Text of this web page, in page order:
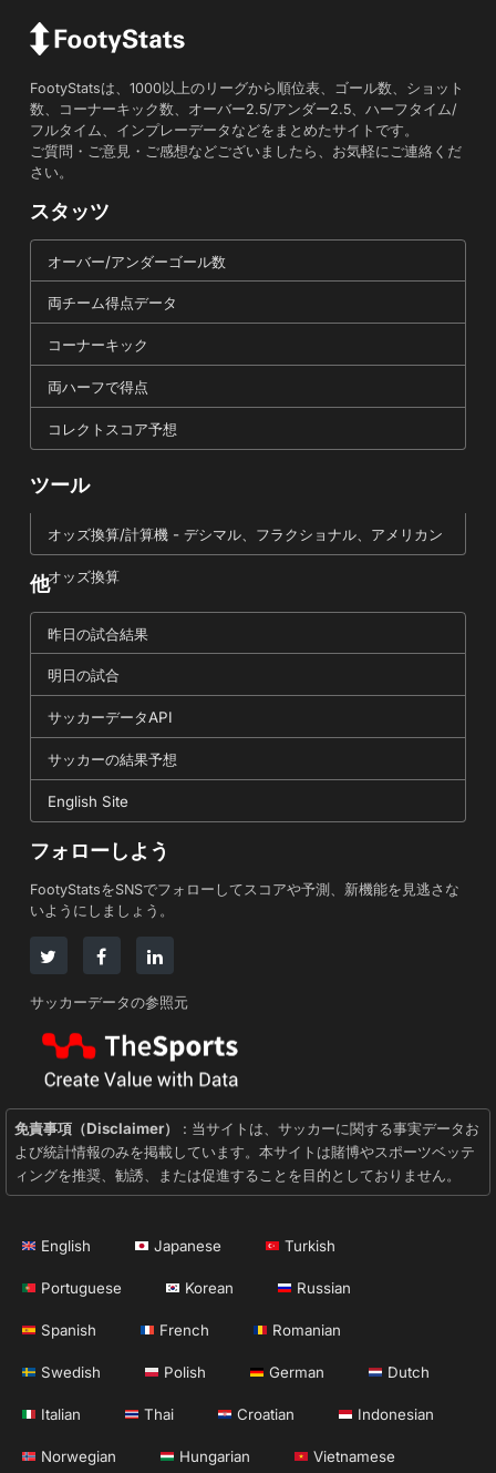
FootyStatsは、1000以上のリーグから順位表、ゴール数、ショット
数、コーナーキック数、オーバー2.5/アンダー2.5、ハーフタイム/
フルタイム、インプレーデータなどをまとめたサイトです。
ご質問・ご意見・ご感想などございましたら、お気軽にご連絡くだ
さい。
スタッツ
オーバー/アンダーゴール数
両チーム得点データ
コーナーキック
両ハーフで得点
コレクトスコア予想
ツール
オッズ換算/計算機 - デシマル、フラクショナル、アメリカン
オッズ換算
他
昨日の試合結果
明日の試合
サッカーデータAPI
サッカーの結果予想
English Site
フォローしよう
FootyStatsをSNSでフォローしてスコアや予測、新機能を見逃さな
いようにしましょう。
サッカーデータの参照元
免責事項（Disclaimer）
: 当サイトは、サッカーに関する事実データお
よび統計情報のみを掲載しています。本サイトは賭博やスポーツベッテ
ィングを推奨、勧誘、または促進することを目的としておりません。
English Japanese Turkish
Portuguese Korean Russian
Spanish French Romanian
Swedish Polish German Dutch
Italian Thai Croatian Indonesian
Norwegian Hungarian Vietnamese